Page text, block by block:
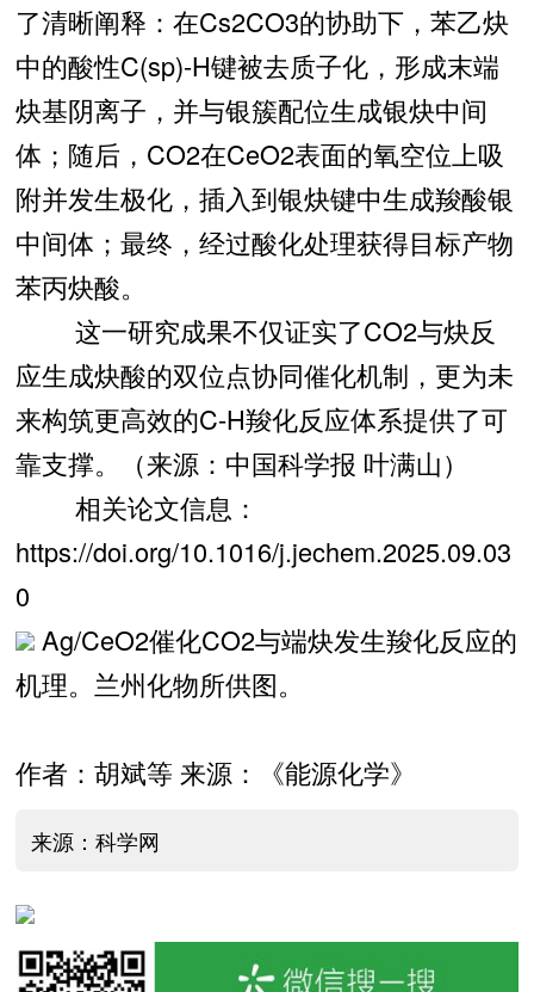
了清晰阐释：在Cs2CO3的协助下，苯乙炔
中的酸性C(sp)-H键被去质子化，形成末端
炔基阴离子，并与银簇配位生成银炔中间
体；随后，CO2在CeO2表面的氧空位上吸
附并发生极化，插入到银炔键中生成羧酸银
中间体；最终，经过酸化处理获得目标产物
苯丙炔酸。
这一研究成果不仅证实了CO2与炔反
应生成炔酸的双位点协同催化机制，更为未
来构筑更高效的C-H羧化反应体系提供了可
靠支撑。（来源：中国科学报 叶满山）
相关论文信息：
https://doi.org/10.1016/j.jechem.2025.09.03
0
Ag/CeO2催化CO2与端炔发生羧化反应的
机理。兰州化物所供图。
作者：胡斌等 来源：《能源化学》
来源：科学网